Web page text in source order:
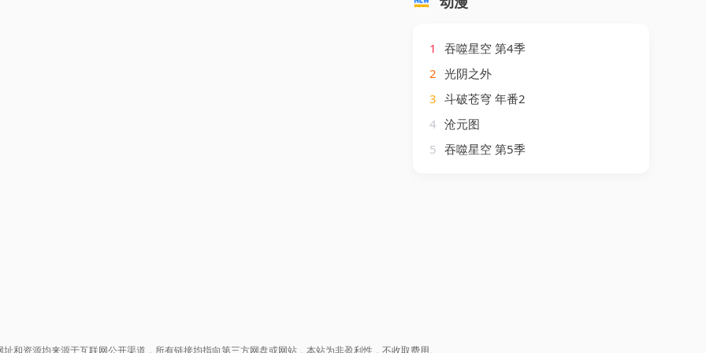
1
吞噬星空 第4季
2 光阴之外
3 斗破苍穹 年番2
4 沧元图
5 吞噬星空 第5季
和资源均来源于互联网公开渠道，所有链接均指向第三方网盘或网站，本站为非盈利性，不收取费用。